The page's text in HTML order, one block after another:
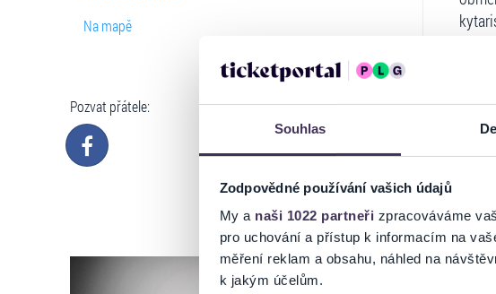
Souhlas
Zodpovědné používání vašich údajů
My a naši 1022 partneři zpracováváme
pro uchování a přístup k informacím na
měření reklam a obsahu, náhled na
k jakým účelům.
Na mapě
Pozvat přátele:
nich